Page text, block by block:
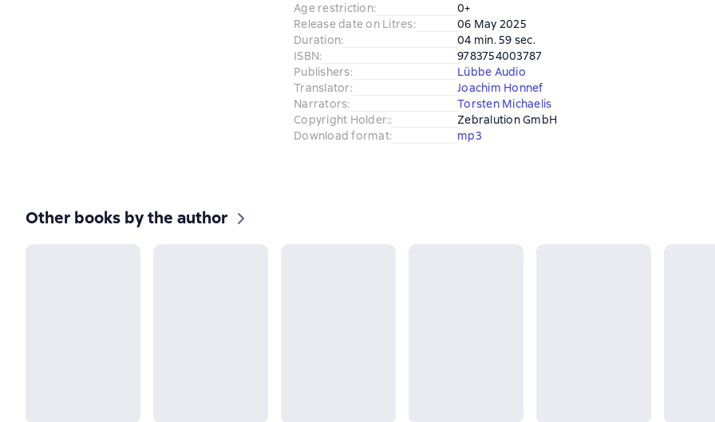
Age restriction:
0+
Release date on Litres:
06 May 2025
Duration:
04 min. 59 sec.
ISBN:
9783754003787
Publishers:
Lübbe Audio
Translator:
Joachim Honnef
Narrators:
Torsten Michaelis
Copyright Holder::
Zebralution GmbH
Download format: mp3
Other books by the author